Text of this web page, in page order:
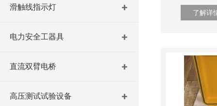
滑触线指示灯
电力安全工器具
直流双臂电桥
高压测试试验设备
了解详